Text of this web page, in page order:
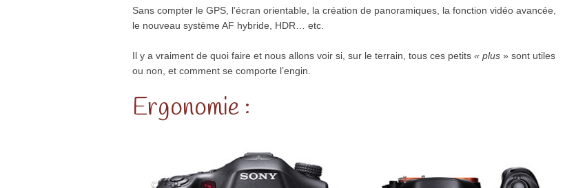
Sans compter le GPS, l’écran orientable, la création de panoramiques, la fonction vidéo avancée,
le nouveau système AF hybride, HDR… etc.
Il y a vraiment de quoi faire et nous allons voir si, sur le terrain, tous ces petits « plus » sont utiles
ou non, et comment se comporte l’engin.
Ergonomie :